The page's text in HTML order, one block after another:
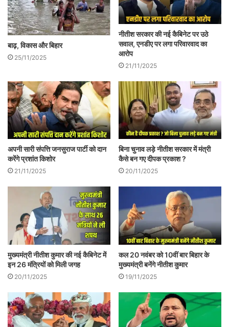
मैं अन्धा हूँ साहब, मुझे तो हर शख्स में इंसान दिखता
हैं.
लेखिका सबलोग के उत्तरप्रदेश ब्यूरो की प्रमुख हैं|
सम्पर्क- +919451634719,
tamannafaridi@gmail.com
.
.
.
सबलोग को फेसबुक पर पढने के लिए लाइक करें|
बाढ़, विकास और बिहार
25/11/2025
नीतीश सरकार की नई कैबिनेट पर उठे
सवाल, एनडीए पर लगा परिवारवाद का
आरोप
21/11/2025
अपनी सारी संपत्ति जनसुराज पार्टी को दान
करेंगे प्रशांत किशोर
21/11/2025
बिना चुनाव लड़े नीतीश सरकार में मंत्री
कैसे बन गए दीपक प्रकाश ?
20/11/2025
मुख्यमंत्री नीतीश कुमार की नई कैबिनेट में
इन 26 मंत्रियों को मिली जगह
20/11/2025
कल 20 नवंबर को 10वीं बार बिहार के
मुख्यमंत्री बनेंगे नीतीश कुमार
19/11/2025